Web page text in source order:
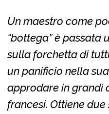
Un maestro come
“bottega” è passata
sulla forchetta di
un panificio nella
approdare in grandi
francesi. Ottiene